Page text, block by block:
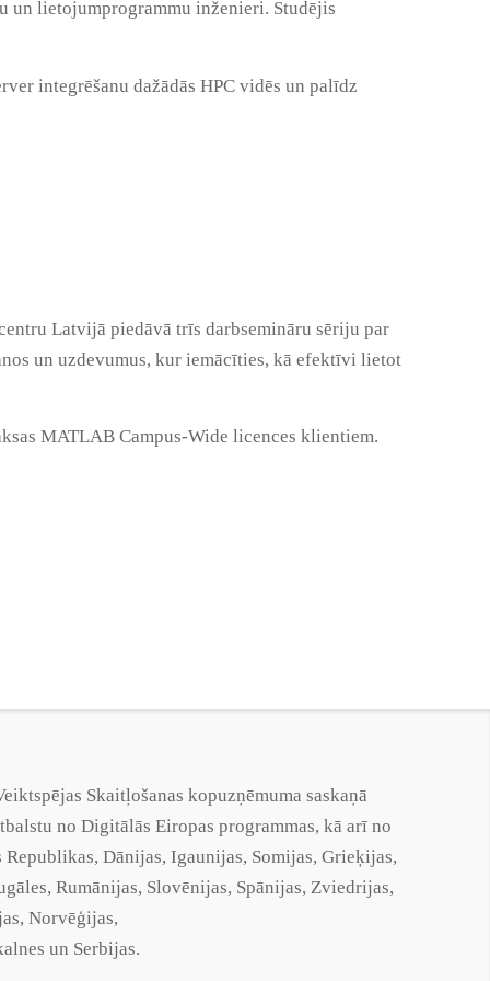
un lietojumprogrammu inženieri. Studējis
integrēšanu dažādās HPC vidēs un palīdz
Latvijā piedāvā trīs darbsemināru sēriju par
un uzdevumus, kur iemācīties, kā efektīvi lietot
MATLAB Campus-Wide licences klientiem.
Skaitļošanas kopuzņēmuma saskaņā
no Digitālās Eiropas programmas, kā arī no
Dānijas, Igaunijas, Somijas, Grieķijas,
Rumānijas, Slovēnijas, Spānijas, Zviedrijas,
Norvēģijas,
un Serbijas.